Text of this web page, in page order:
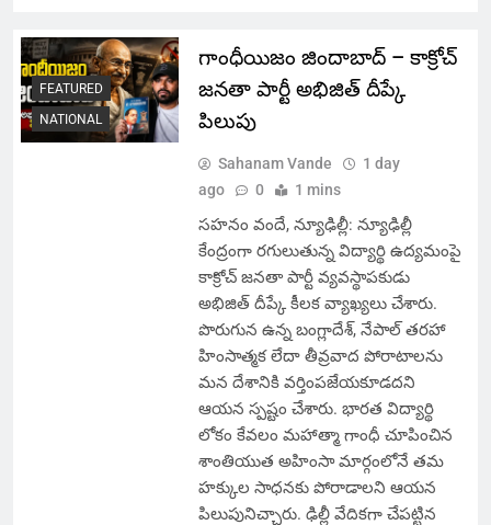
FEATURED
NATIONAL
గాంధీయిజం జిందాబాద్ – కాక్రోచ్
జనతా పార్టీ అభిజిత్ దీప్కే
పిలుపు
Sahanam Vande
1 day
ago
0 1 mins
సహనం వందే, న్యూఢిల్లీ: న్యూఢిల్లీ
కేంద్రంగా రగులుతున్న విద్యార్థి ఉద్యమంపై
కాక్రోచ్ జనతా పార్టీ వ్యవస్థాపకుడు
అభిజిత్ దీప్కే కీలక వ్యాఖ్యలు చేశారు.
పొరుగున ఉన్న బంగ్లాదేశ్, నేపాల్ తరహా
హింసాత్మక లేదా తీవ్రవాద పోరాటాలను
మన దేశానికి వర్తింపజేయకూడదని
ఆయన స్పష్టం చేశారు. భారత విద్యార్థి
లోకం కేవలం మహాత్మా గాంధీ చూపించిన
శాంతియుత అహింసా మార్గంలోనే తమ
హక్కుల సాధనకు పోరాడాలని ఆయన
పిలుపునిచ్చారు. ఢిల్లీ వేదికగా చేపట్టిన